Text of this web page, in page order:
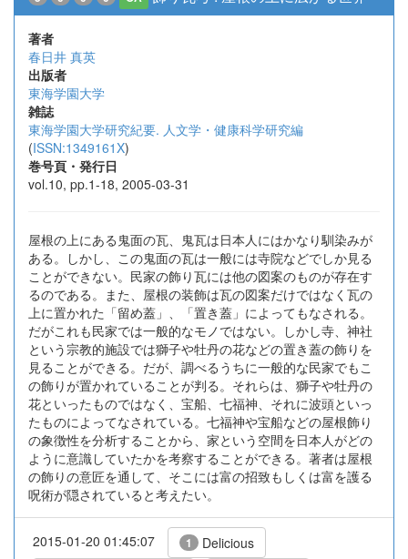
著者
春日井 真英
出版者
東海学園大学
雑誌
東海学園大学研究紀要. 人文学・健康科学研究編
(ISSN:1349161X)
巻号頁・発行日
vol.10, pp.1-18, 2005-03-31
屋根の上にある鬼面の瓦、鬼瓦は日本人にはかなり馴染みが
ある。しかし、この鬼面の瓦は一般には寺院などでしか見る
ことができない。民家の飾り瓦には他の図案のものが存在す
るのである。また、屋根の装飾は瓦の図案だけではなく瓦の
上に置かれた「留め蓋」、「置き蓋」によってもなされる。
だがこれも民家では一般的なモノではない。しかし寺、神社
という宗教的施設では獅子や牡丹の花などの置き蓋の飾りを
見ることができる。だが、調べるうちに一般的な民家でもこ
の飾りが置かれていることが判る。それらは、獅子や牡丹の
花といったものではなく、宝船、七福神、それに波頭といっ
たものによってなされている。七福神や宝船などの屋根飾り
の象徴性を分析することから、家という空間を日本人がどの
ように意識していたかを考察することができる。著者は屋根
の飾りの意匠を通して、そこには富の招致もしくは富を護る
呪術が隠されていると考えたい。
2015-01-20 01:45:07 1 Delicious